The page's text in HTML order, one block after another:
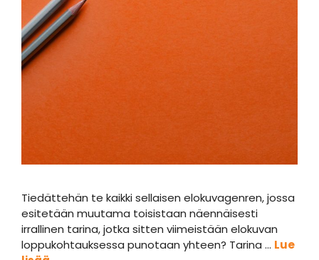
Tiedättehän te kaikki sellaisen elokuvagenren, jossa
esitetään muutama toisistaan näennäisesti
irrallinen tarina, jotka sitten viimeistään elokuvan
loppukohtauksessa punotaan yhteen? Tarina … Lue